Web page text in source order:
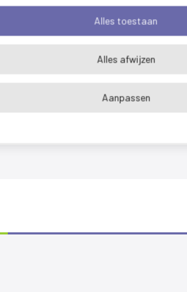
Alles toestaan
Alles afwijzen
Aanpassen
om te kijken hoe het de
al gevraagd naar hun
nieuwsbrief (externe